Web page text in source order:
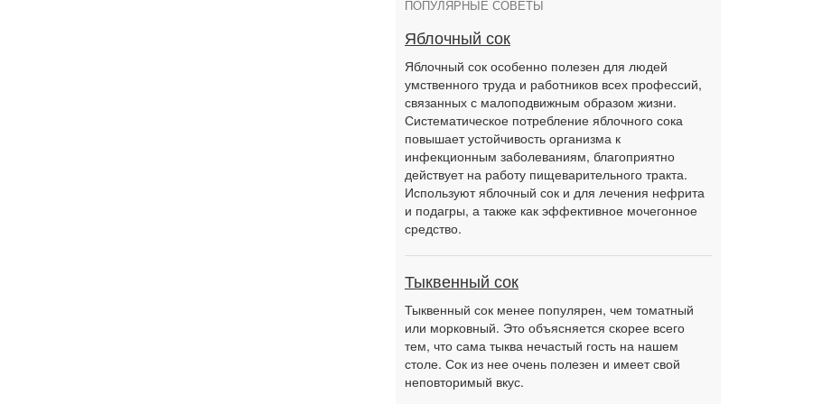
ПОПУЛЯРНЫЕ СОВЕТЫ
Яблочный сок
Яблочный сок особенно полезен для людей
умственного труда и работников всех профессий,
связанных с малоподвижным образом жизни.
Систематическое потребление яблочного сока
повышает устойчивость организма к
инфекционным заболеваниям, благоприятно
действует на работу пищеварительного тракта.
Используют яблочный сок и для лечения нефрита
и подагры, а также как эффективное мочегонное
средство.
Тыквенный сок
Тыквенный сок менее популярен, чем томатный
или морковный. Это объясняется скорее всего
тем, что сама тыква нечастый гость на нашем
столе. Сок из нее очень полезен и имеет свой
неповторимый вкус.